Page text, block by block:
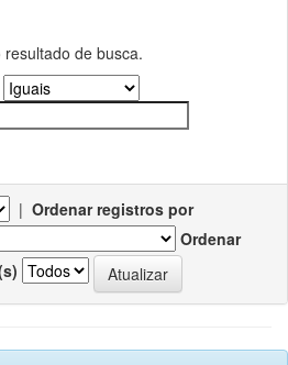
de busca.
| Ordenar registros por
Ordenar